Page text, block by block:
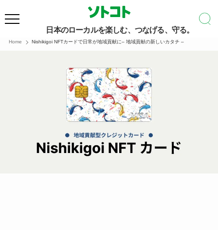
日本のローカルを楽しむ、つなげる、守る。
Home Nishikigoi NFTカードで日常が地域貢献に– 地域貢献の新しいカタチ –